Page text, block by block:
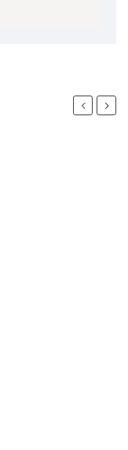
Previous
Next